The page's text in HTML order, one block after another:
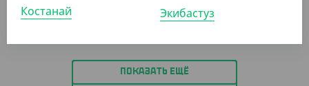
ПОКАЗАТЬ ЕЩЁ
Костанай
Экибастуз